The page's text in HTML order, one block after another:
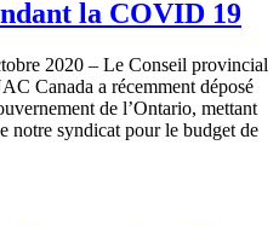
la COVID 19
2020 – Le Conseil provincial
Canada a récemment déposé
de l’Ontario, mettant
notre syndicat pour le budget de